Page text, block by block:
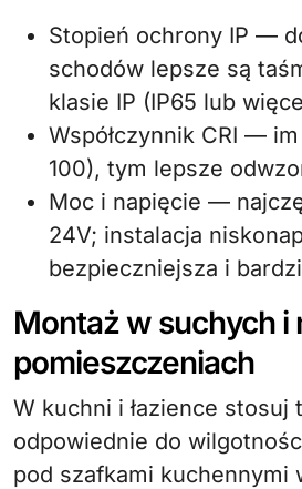
Stopień ochrony IP —
schodów lepsze są
klasie IP (IP65 lub
Współczynnik CRI —
100), tym lepsze
Moc i napięcie —
24V; instalacja
bezpieczniejsza i
Montaż w suchych i
pomieszczeniach
W kuchni i łazience stosuj
odpowiednie do
pod szafkami kuchennymi